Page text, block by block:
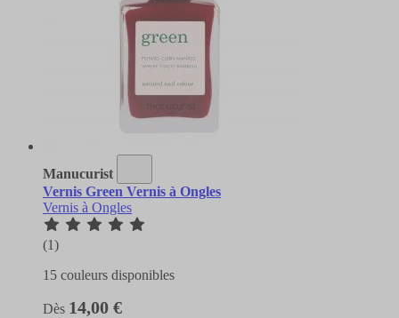
Manucurist
Vernis Green Vernis à Ongles
Vernis à Ongles
(1)
15 couleurs disponibles
Dès 14,00 €